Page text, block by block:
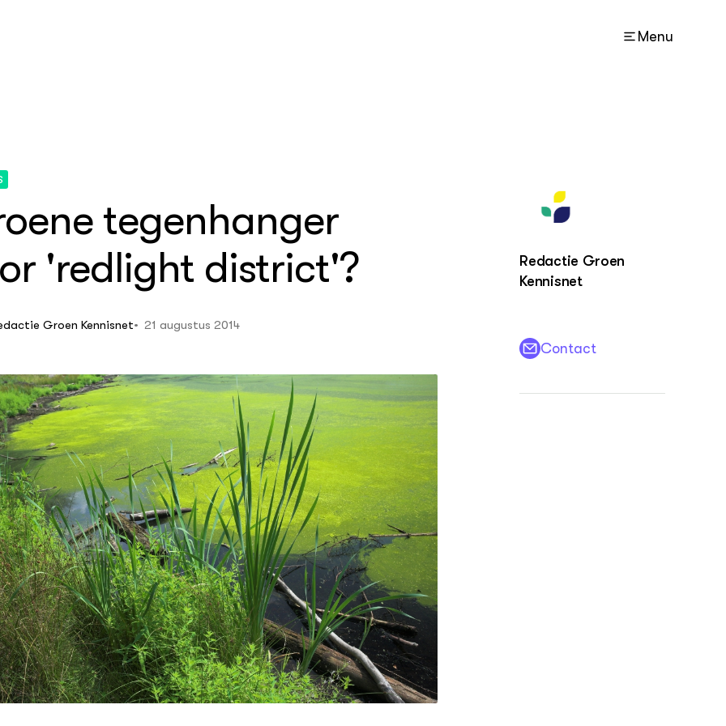
Menu
intelligentie
van de Toekomst
Drone Academy
Leermiddelen
Over ons
Contact
tegenhanger
'redlight district'?
Groen Kennisnet 21 augustus 2014
Redactie Groen
Kennisnet
Contact